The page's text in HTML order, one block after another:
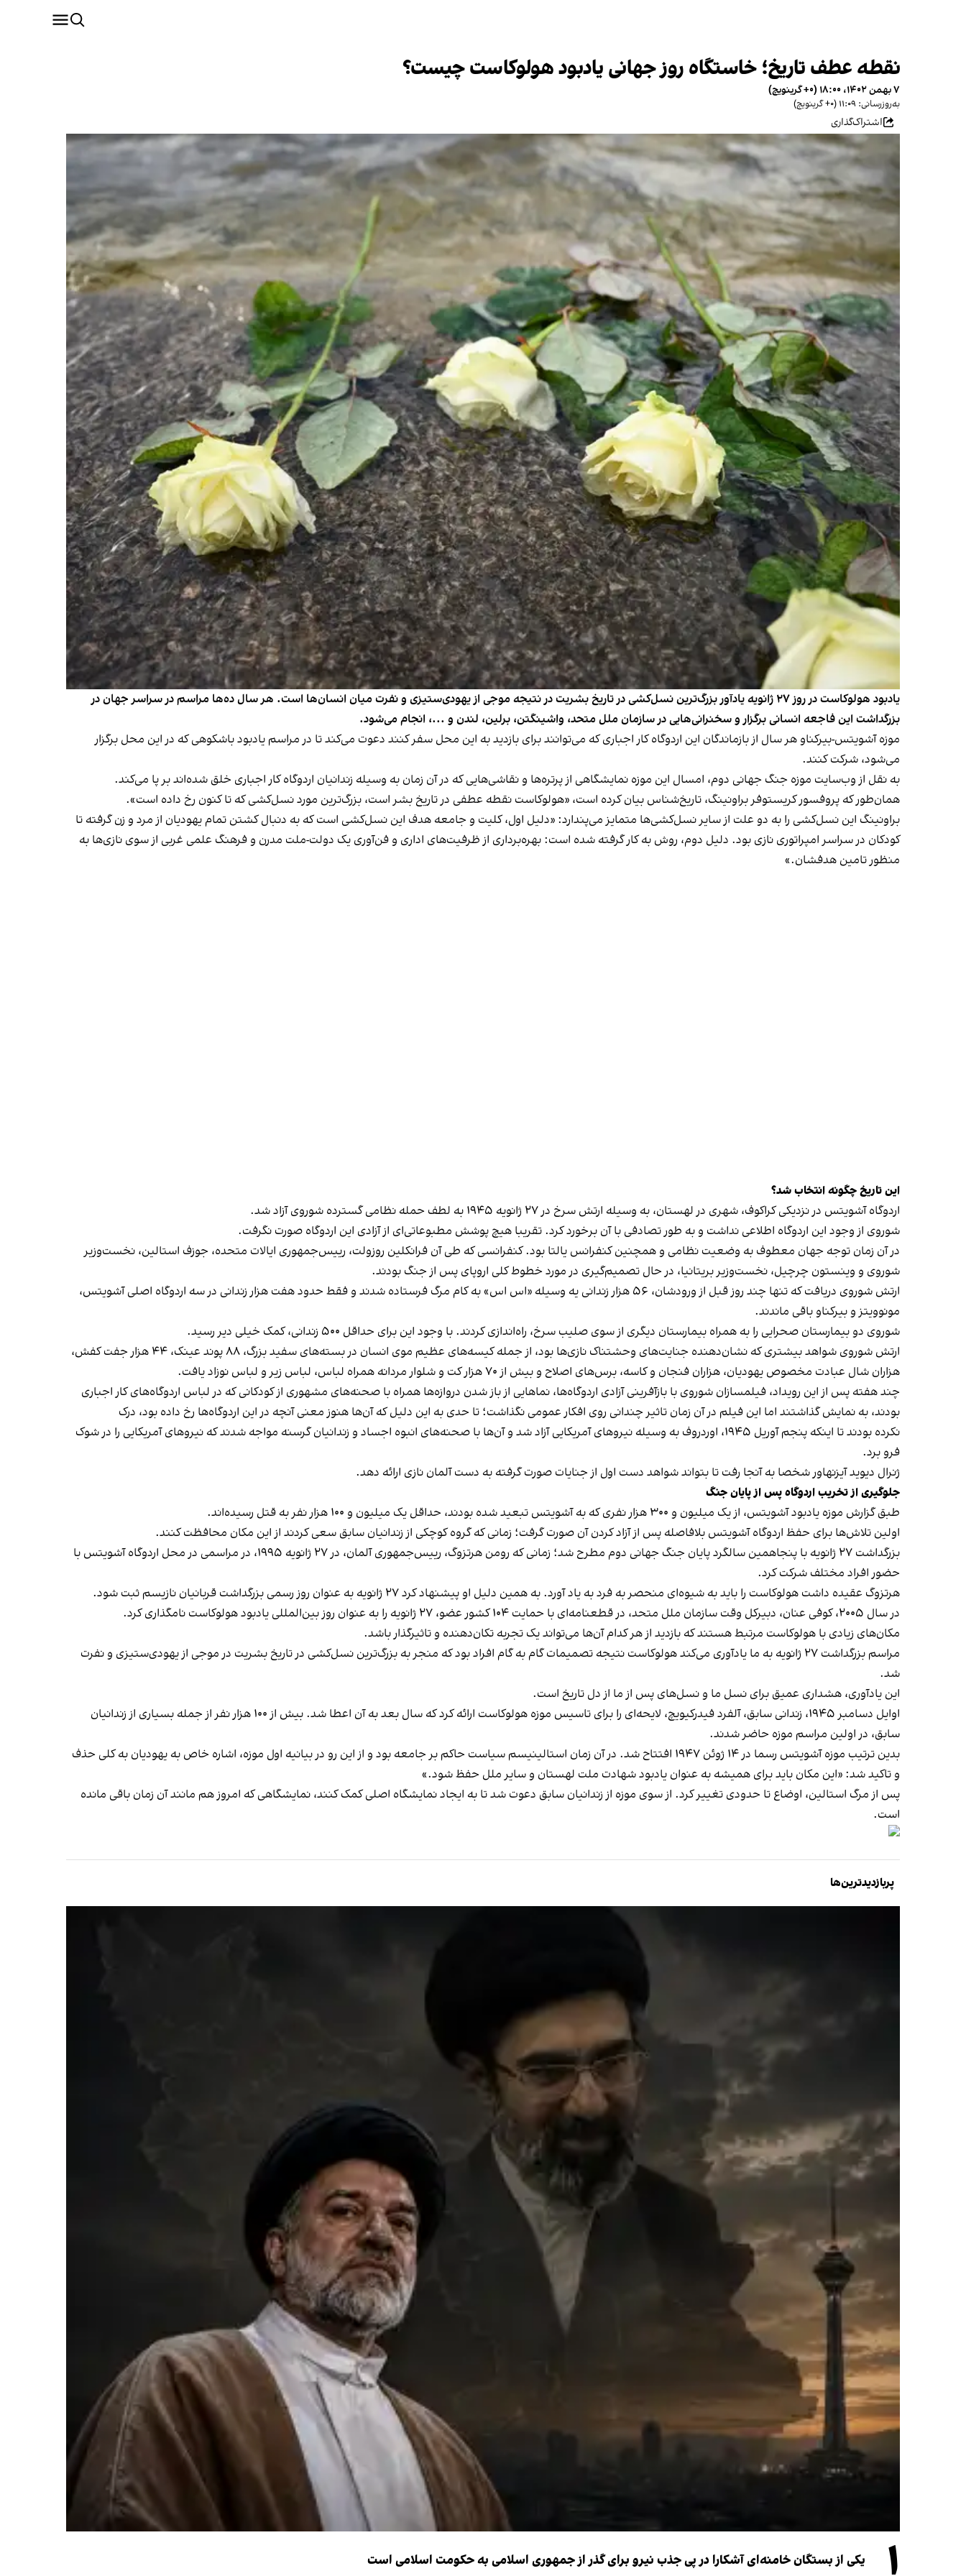
نقطه عطف تاریخ؛ خاستگاه روز جهانی یادبود هولوکاست چیست؟
۷ بهمن ۱۴۰۲، ۱۸:۰۰ (‎+۰ گرینویچ)
به‌روزرسانی: ۱۱:۰۹ (‎+۰ گرینویچ)
اشتراک‌گذاری
یادبود هولوکاست در روز ۲۷ ژانویه یادآور بزرگ‌ترین نسل‌کشی در تاریخ بشریت در نتیجه موجی از یهودی‌ستیزی و نفرت میان انسان‌ها است. هر سال ده‌ها مراسم در سراسر جهان در
بزرگداشت این فاجعه انسانی برگزار و سخنرانی‌هایی در سازمان ملل متحد، واشینگتن، برلین، لندن و ...، انجام می‌شود.
موزه آشویتس-بیرکناوهر سال از بازماندگان این اردوگاه کار اجباری که می‌توانند برای بازدید به این محل سفر کنند دعوت می‌کند تا در مراسم یادبود باشکوهی که در این محل برگزار
می‌شود، شرکت کنند.
به نقل ازوب‌سایت موزه جنگ جهانی دوم، امسال این موزه نمایشگاهی از پرتره‌ها و نقاشی‌هایی که در آن زمان به وسیله زندانیان اردوگاه کار اجباری خلق شده‌اند بر پا می‌کند.
همان‌طور که پروفسورکریستوفر براونینگ، تاریخ‌شناس بیان کرده است، «هولوکاست نقطه عطفی در تاریخ بشر است، بزرگ‌ترین مورد نسل‌کشی که تا کنون رخ داده است».
براونینگ این نسل‌کشی را به دو علت از سایر نسل‌کشی‌ها متمایز می‌پندارد: «دلیل اول، کلیت و جامعه هدف این نسل‌کشی است که به دنبال کشتن تمام یهودیان از مرد و زن گرفته تا
کودکان در سراسر امپراتوری نازی بود. دلیل دوم، روش به کار گرفته شده است: بهره‌برداری از ظرفیت‌های اداری و فن‌آوری یک دولت-ملت مدرن و فرهنگ علمی غربی از سوی نازی‌ها به
منظور تامین هدفشان.»
این تاریخ چگونه انتخاب شد؟
اردوگاه آشویتس در نزدیکی کراکوف، شهری در لهستان، به وسیله ارتش سرخ در ۲۷ ژانویه ۱۹۴۵ به لطف حمله نظامی گسترده شوروی آزاد شد.
شوروی از وجود این اردوگاه اطلاعی نداشت و به طور تصادفی با آن برخورد کرد. تقریبا هیچ پوشش مطبوعاتی‌ای از آزادی این اردوگاه صورت نگرفت.
در آن زمان توجه جهان معطوف به وضعیت نظامی و همچنینکنفرانس یالتا بود. کنفرانسی که طی آن فرانکلین روزولت، رییس‌جمهوری ایالات متحده، جوزف استالین، نخست‌وزیر
شوروی و وینستون چرچیل، نخست‌وزیر بریتانیا، در حال تصمیم‌گیری در مورد خطوط کلی اروپای پس از جنگ بودند.
ارتش شوروی دریافت که تنها چند روز قبل از ورودشان، ۵۶ هزار زندانی یه وسیله «اس اس» به کام مرگ فرستاده شدند و فقط حدود هفت هزار زندانی در سه اردوگاه اصلی آشویتس،
مونوویتز و بیرکناو باقی ماندند.
شوروی دو بیمارستان صحرایی را به همراه بیمارستان دیگری از سوی صلیب سرخ، راه‌اندازی کردند. با وجود این برای حداقل ۵۰۰ زندانی، کمک خیلی دیر رسید.
ارتش شوروی شواهد بیشتری که نشان‌دهنده جنایت‌های وحشتناک نازی‌ها بود، از جمله کیسه‌های عظیم موی انسان در بسته‌های سفید بزرگ، ۸۸ پوند عینک، ۴۴ هزار جفت کفش،
هزاران شال عبادت مخصوص یهودیان، هزاران فنجان و کاسه، برس‌های اصلاح و بیش از ۷۰ هزار کت و شلوار مردانه همراه لباس، لباس زیر و لباس نوزاد یافت.
چند هفته پس از این رویداد، فیلمسازان شوروی با بازآفرینی آزادی اردوگاه‌ها، نماهایی از باز شدن دروازه‌ها همراه با صحنه‌های مشهوری از کودکانی که در لباس اردوگاه‌های کار اجباری
بودند، به نمایش گذاشتند اما این فیلم در آن زمان تاثیر چندانی روی افکار عمومی نگذاشت؛ تا حدی به این دلیل که آن‌ها هنوز معنی آنچه در این اردوگاه‌ها رخ داده بود، درک
نکرده بودند تا اینکه پنجم آوریل ۱۹۴۵، اوردروف به وسیله نیروهای آمریکایی آزاد شد و آن‌ها با صحنه‌های انبوه اجساد و زندانیان گرسنه مواجه شدند که نیروهای آمریکایی را در شوک
فرو برد.
ژنرال دیوید آیزنهاور شخصا به آنجا رفت تا بتواند شواهد دست اول از جنایات صورت گرفته به دست آلمان نازی ارائه دهد.
جلوگیری از تخریب اردوگاه پس از پایان جنگ
طبق گزارش موزه یادبود آشویتس، از یک میلیون و ۳۰۰ هزار نفری که به آشویتس تبعید شده بودند، حداقل یک میلیون و ۱۰۰ هزار نفر به قتل رسیده‌اند.
اولین تلاش‌ها برای حفظ اردوگاه آشویتس بلافاصله پس از آزاد کردن آن صورت گرفت؛ زمانی که گروه کوچکی از زندانیان سابق سعی کردند از این مکان محافظت کنند.
بزرگداشت ۲۷ ژانویه با پنجاهمین سالگرد پایان جنگ جهانی دوم مطرح شد؛ زمانی که رومن هرتزوگ، رییس‌جمهوری آلمان، در ۲۷ ژانویه ۱۹۹۵، در مراسمی در محل اردوگاه آشویتس با
حضور افراد مختلف شرکت کرد.
هرتزوگ عقیده داشت هولوکاست را باید به شیوه‌ای منحصر به فرد به یاد آورد. به همین دلیل او پیشنهاد کرد ۲۷ ژانویه به عنوان روز رسمی بزرگداشت قربانیان نازیسم ثبت شود.
در سال ۲۰۰۵، کوفی عنان، دبیرکل وقت سازمان ملل متحد، در قطعنامه‌ای با حمایت ۱۰۴ کشور عضو، ۲۷ ژانویه را به عنوان روز بین‌المللی یادبود هولوکاست نامگذاری کرد.
مکان‌های زیادی با هولوکاست مرتبط هستند که بازدید از هر کدام آن‌ها می‌تواند یک تجربه تکان‌دهنده و تاثیرگذار باشد.
مراسم بزرگداشت ۲۷ ژانویه به ما یادآوری می‌کند هولوکاست نتیجه تصمیمات گام به گام افراد بود که منجر به بزرگ‌ترین نسل‌کشی در تاریخ بشریت در موجی از یهودی‌ستیزی و نفرت
شد.
این یاد‌آوری، هشداری عمیق برای نسل ما و نسل‌های پس از ما از دل تاریخ است.
اوایل دسامبر ۱۹۴۵، زندانی سابق، آلفرد فیدرکیویچ، لایحه‌ای را برای تاسیس موزه هولوکاست ارائه کرد که سال بعد به آن اعطا شد. بیش از ۱۰۰ هزار نفر از جمله بسیاری از زندانیان
سابق، در اولین مراسم موزه حاضر شدند.
بدین ترتیب موزه آشویتس رسما در ۱۴ ژوئن ۱۹۴۷ افتتاح شد. در آن زمان استالینیسم سیاست حاکم بر جامعه بود و از این رو در بیانیه اول موزه، اشاره خاص به یهودیان به کلی حذف
و تاکید شد: «این مکان باید برای همیشه به عنوان یادبود شهادت ملت لهستان و سایر ملل حفظ شود.»
پس از مرگ استالین، اوضاع تا حدودی تغییر کرد. از سوی موزه از زندانیان سابق دعوت شد تا به ایجاد نمایشگاه اصلی کمک کنند، نمایشگاهی که امروز هم مانند آن زمان باقی مانده
است.
پربازدیدترین‌ها
یکی از بستگان خامنه‌ای آشکارا در پی جذب نیرو برای گذر از جمهوری اسلامی به حکومت اسلامی است